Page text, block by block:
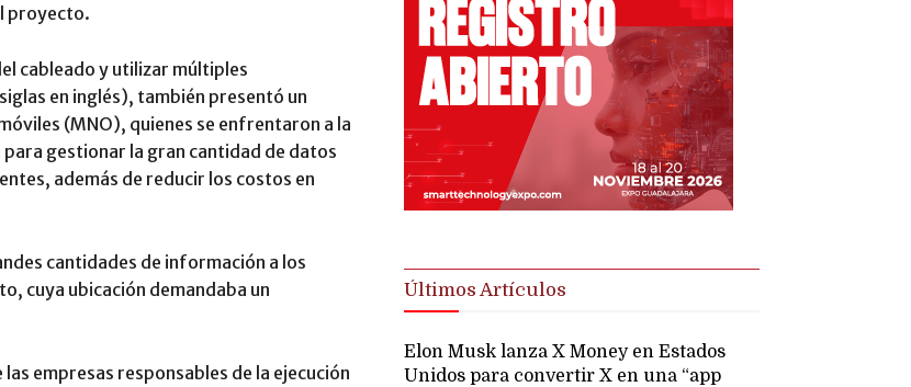
proyecto.
cableado y utilizar múltiples
en inglés), también presentó un
(MNO), quienes se enfrentaron a la
gestionar la gran cantidad de datos
además de reducir los costos en
cantidades de información a los
cuya ubicación demandaba un
empresas responsables de la ejecución
Últimos Artículos
Elon Musk lanza X Money en Estados
Unidos para convertir X en una “app